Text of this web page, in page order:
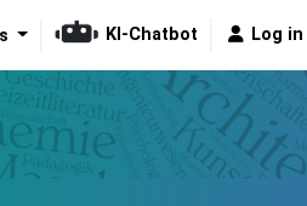
KI-Chatbot Log